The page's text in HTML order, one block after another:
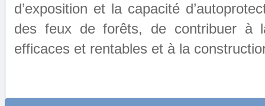
d’exposition et la capacité
des feux de forêts, de contribuer
efficaces et rentables et à la